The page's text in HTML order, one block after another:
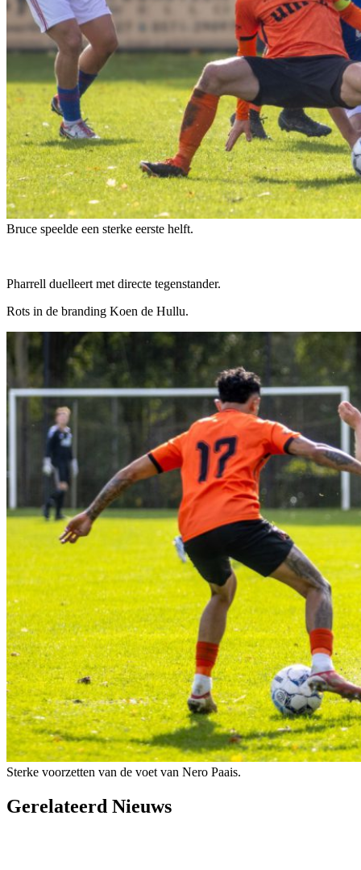
Bruce speelde een sterke eerste helft.
Pharrell duelleert met directe tegenstander.
Rots in de branding Koen de Hullu.
Sterke voorzetten van de voet van Nero Paais.
Gerelateerd Nieuws